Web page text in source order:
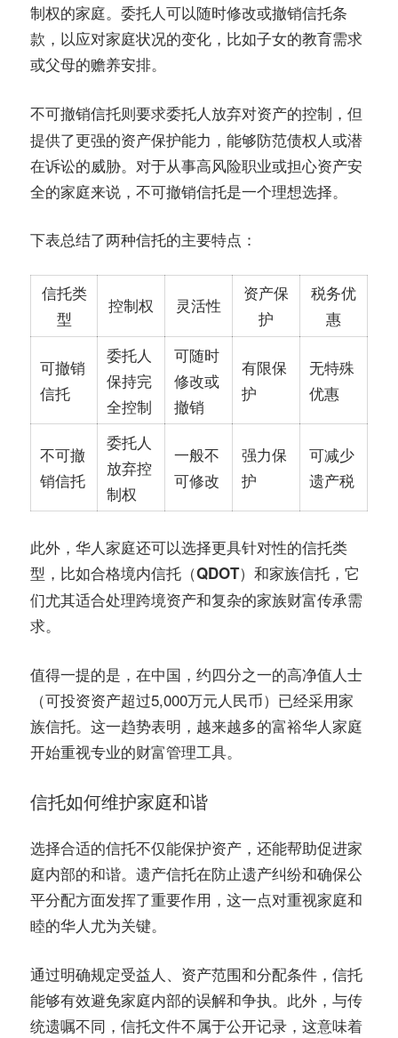
制权的家庭。委托人可以随时修改或撤销信托条
款，以应对家庭状况的变化，比如子女的教育需求
或父母的赡养安排。
不可撤销信托则要求委托人放弃对资产的控制，但
提供了更强的资产保护能力，能够防范债权人或潜
在诉讼的威胁。对于从事高风险职业或担心资产安
全的家庭来说，不可撤销信托是一个理想选择。
下表总结了两种信托的主要特点：
信托类
型
控制权 灵活性
资产保
护
税务优
惠
可撤销
信托
委托人
保持完
全控制
可随时
修改或
撤销
有限保
护
无特殊
优惠
不可撤
销信托
委托人
放弃控
制权
一般不
可修改
强力保
护
可减少
遗产税
此外，华人家庭还可以选择更具针对性的信托类
型，比如合格境内信托（QDOT） 和家族信托 ，它
们尤其适合处理跨境资产和复杂的家族财富传承需
求。
值得一提的是，在中国，约四分之一的高净值人士
（可投资资产超过5,000万元人民币）已经采用家
族信托。这一趋势表明，越来越多的富裕华人家庭
开始重视专业的财富管理工具。
信托如何维护家庭和谐
选择合适的信托不仅能保护资产，还能帮助促进家
庭内部的和谐。遗产信托在防止遗产纠纷和确保公
平分配方面发挥了重要作用，这一点对重视家庭和
睦的华人尤为关键。
通过明确规定受益人、资产范围和分配条件，信托
能够有效避免家庭内部的误解和争执。此外，与传
统遗嘱不同，信托文件不属于公开记录，这意味着